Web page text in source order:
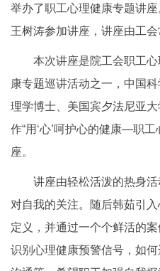
举办了职工心理健康专题讲
王树涛参加讲座，讲座由工会
本次讲座是院工会职工
康专题巡讲活动之一，中国
理学博士、美国宾夕法尼亚
作“用‘心’呵护心的健康—职
座。
讲座由轻松活泼的热身
对自我的关注。随后韩茹引
定义，并通过一个个鲜活的
识别心理健康预警信号，如